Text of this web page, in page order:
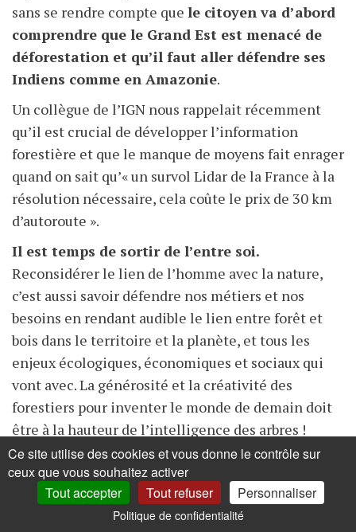
sans se rendre compte que le citoyen va d’abord
comprendre que le Grand Est est menacé de
déforestation et qu’il faut aller défendre ses
Indiens comme en Amazonie.
Un collègue de l’IGN nous rappelait récemment
qu’il est crucial de développer l’information
forestière et que le manque de moyens fait enrager
quand on sait qu’« un survol Lidar de la France à la
résolution nécessaire, cela coûte le prix de 30 km
d’autoroute ».
Il est temps de sortir de l’entre soi.
Reconsidérer le lien de l’homme avec la nature,
c’est aussi savoir défendre nos métiers et nos
besoins en rendant audible le lien entre forêt et
bois dans le territoire et la planète, et tous les
enjeux écologiques, économiques et sociaux qui
vont avec. La générosité et la créativité des
forestiers pour inventer le monde de demain doit
être à la hauteur de l’intelligence des arbres !
Bref, l’expérience d’une salle de cinéma pleine un
dimanche matin est stimulante. Oui, la société
nous embarque dans quelque chose de nouveau
autour de l’arbre.
Ce site utilise des cookies et vous donne le contrôle sur
ceux que vous souhaitez activer
Tout accepter
Tout refuser Personnaliser
Politique de confidentialité